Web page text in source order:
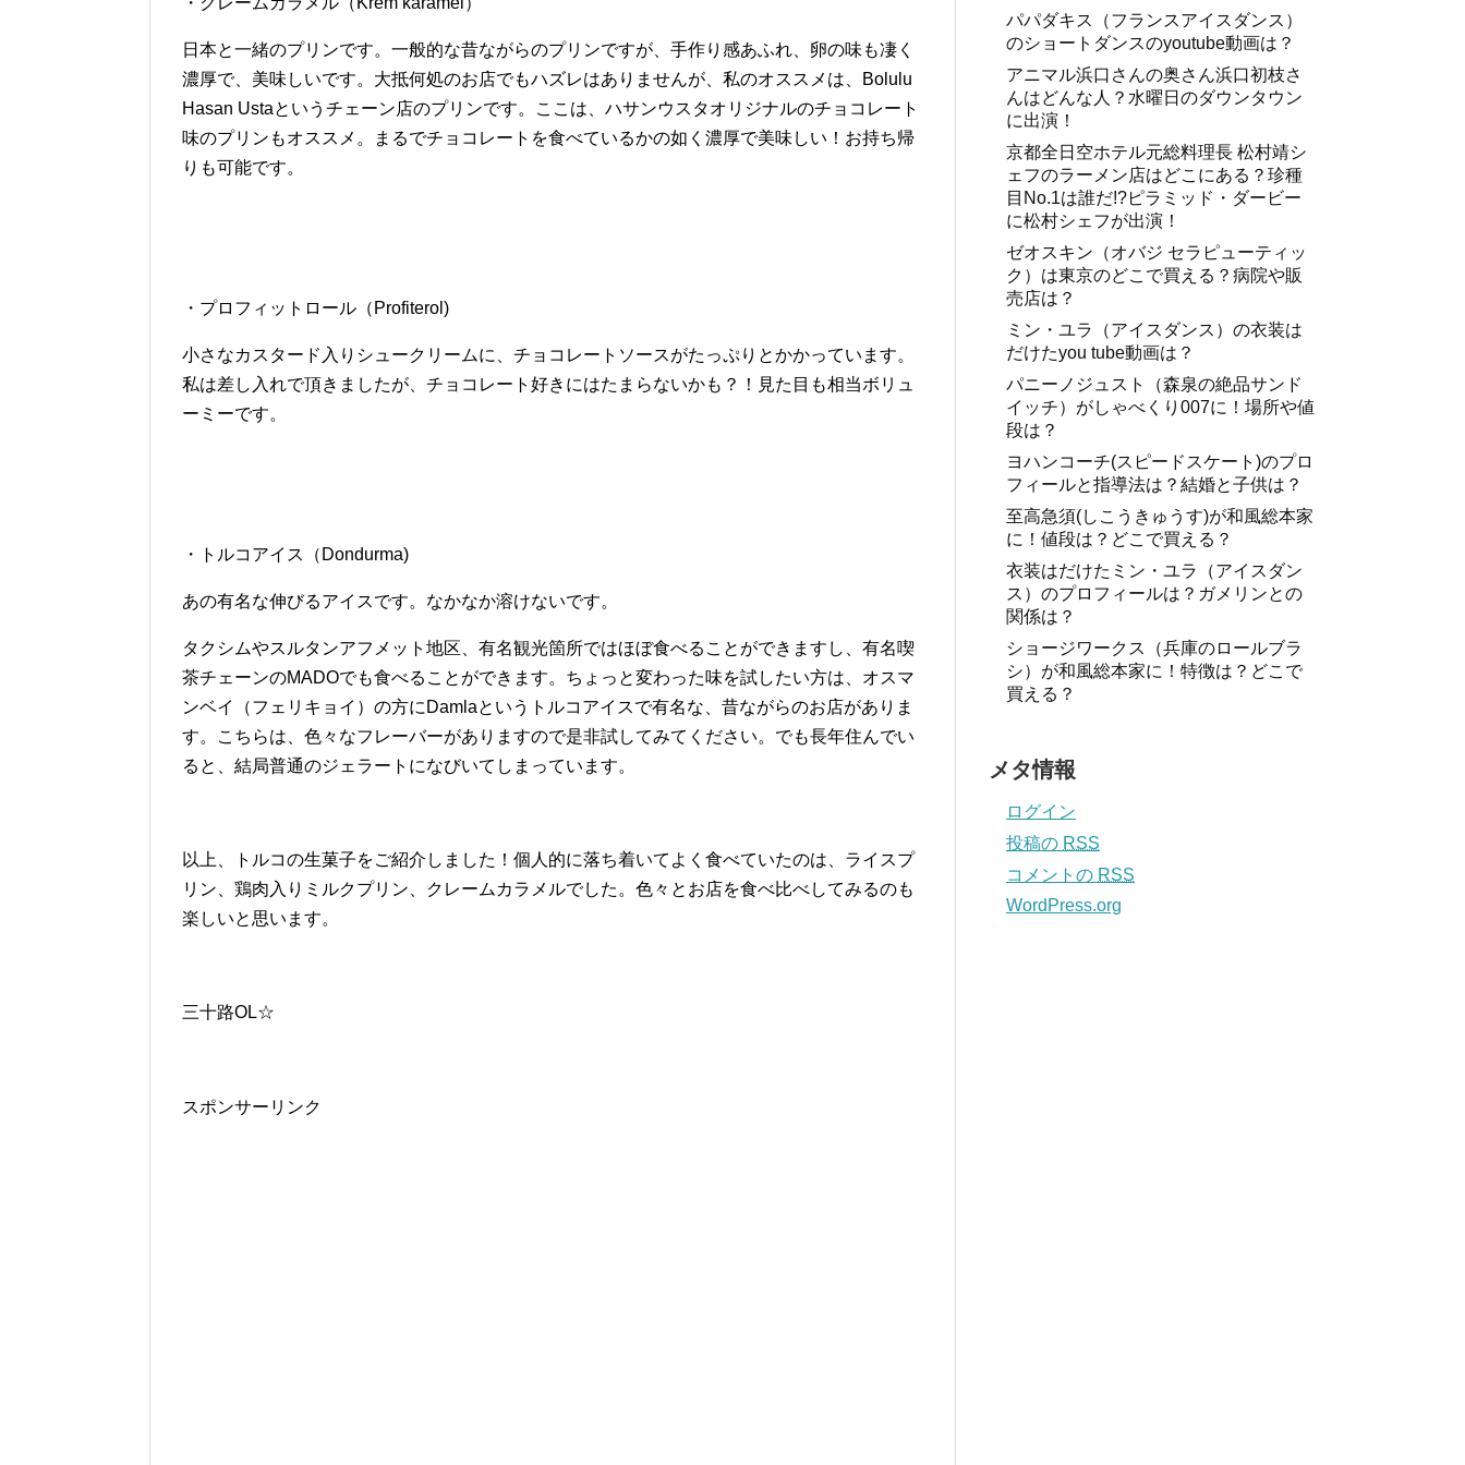
日本と一緒のプリンです。一般的な昔ながらのプリンですが、手作り感あふれ、卵の味も凄く
濃厚で、美味しいです。大抵何処のお店でもハズレはありませんが、私のオススメは、Bolulu
Hasan Ustaというチェーン店のプリンです。ここは、ハサンウスタオリジナルのチョコレート
味のプリンもオススメ。まるでチョコレートを食べているかの如く濃厚で美味しい！お持ち帰
りも可能です。
・プロフィットロール（Profiterol)
小さなカスタード入りシュークリームに、チョコレートソースがたっぷりとかかっています。
私は差し入れで頂きましたが、チョコレート好きにはたまらないかも？！見た目も相当ボリュ
ーミーです。
・トルコアイス（Dondurma)
あの有名な伸びるアイスです。なかなか溶けないです。
タクシムやスルタンアフメット地区、有名観光箇所ではほぼ食べることができますし、有名喫
茶チェーンのMADOでも食べることができます。ちょっと変わった味を試したい方は、オスマ
ンベイ（フェリキョイ）の方にDamlaというトルコアイスで有名な、昔ながらのお店がありま
す。こちらは、色々なフレーバーがありますので是非試してみてください。でも長年住んでい
ると、結局普通のジェラートになびいてしまっています。
以上、トルコの生菓子をご紹介しました！個人的に落ち着いてよく食べていたのは、ライスプ
リン、鶏肉入りミルクプリン、クレームカラメルでした。色々とお店を食べ比べしてみるのも
楽しいと思います。
三十路OL☆
スポンサーリンク
パパダキス（フランスアイスダンス）
のショートダンスのyoutube動画は？
アニマル浜口さんの奥さん浜口初枝さ
んはどんな人？水曜日のダウンタウン
に出演！
京都全日空ホテル元総料理長 松村靖シ
ェフのラーメン店はどこにある？珍種
目No.1は誰だ!?ピラミッド・ダービー
に松村シェフが出演！
ゼオスキン（オバジ セラピューティッ
ク）は東京のどこで買える？病院や販
売店は？
ミン・ユラ（アイスダンス）の衣装は
だけたyou tube動画は？
パニーノジュスト（森泉の絶品サンド
イッチ）がしゃべくり007に！場所や値
段は？
ヨハンコーチ(スピードスケート)のプロ
フィールと指導法は？結婚と子供は？
至高急須(しこうきゅうす)が和風総本家
に！値段は？どこで買える？
衣装はだけたミン・ユラ（アイスダン
ス）のプロフィールは？ガメリンとの
関係は？
ショージワークス（兵庫のロールブラ
シ）が和風総本家に！特徴は？どこで
買える？
メタ情報
ログイン
投稿の RSS
コメントの RSS
WordPress.org